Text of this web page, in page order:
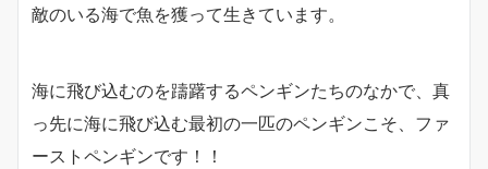
敵のいる海で魚を獲って生きています。
海に飛び込むのを躊躇するペンギンたちのなかで、真
っ先に海に飛び込む最初の一匹のペンギンこそ、ファ
ーストペンギンです！！